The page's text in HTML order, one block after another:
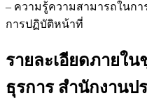
– ความรู้ความสามารถในกา
การปฏิบัติหน้าที่
รายละเอียดภายใ
ธุรการ สำนักงานป